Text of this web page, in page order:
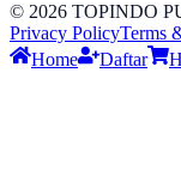
© 2026 TOPINDO
Privacy PolicyTerms
Home
Daftar